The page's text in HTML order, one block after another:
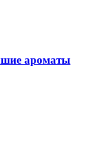
ароматы